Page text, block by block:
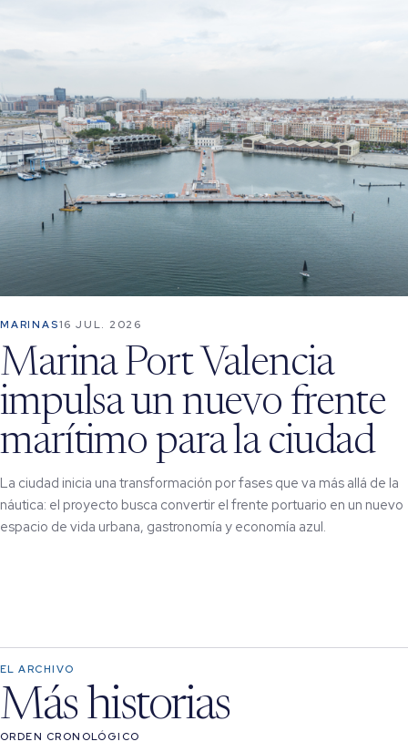
MARINAS16 JUL. 2026
Marina Port Valencia
impulsa un nuevo frente
marítimo para la ciudad
La ciudad inicia una transformación por fases que va más allá de la
náutica: el proyecto busca convertir el frente portuario en un nuevo
espacio de vida urbana, gastronomía y economía azul.
EL ARCHIVO
Más historias
ORDEN CRONOLÓGICO